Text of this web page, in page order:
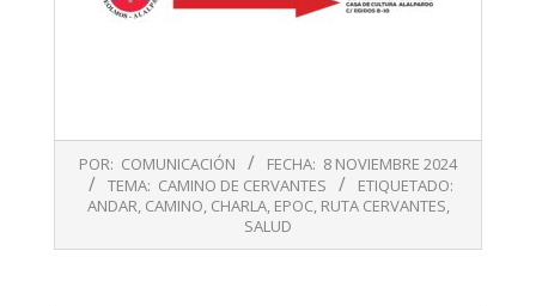
11-
POR: COMUNICACIÓN FECHA: 8 NOVIEMBRE 2024
TEMA: CAMINO DE CERVANTES
ETIQUETADO:
ANDAR, CAMINO, CHARLA, EPOC, RUTA CERVANTES,
SALUD